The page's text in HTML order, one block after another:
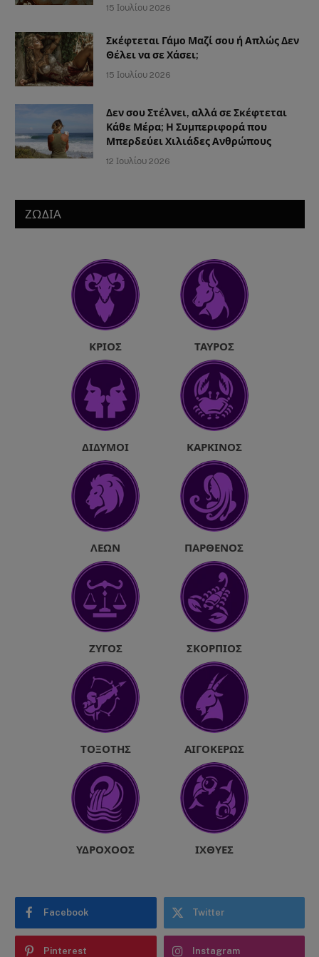
15 Ιουλίου 2026
Σκέφτεται Γάμο Μαζί σου ή Απλώς Δεν
Θέλει να σε Χάσει;
15 Ιουλίου 2026
Δεν σου Στέλνει, αλλά σε Σκέφτεται
Κάθε Μέρα; Η Συμπεριφορά που
Μπερδεύει Χιλιάδες Ανθρώπους
12 Ιουλίου 2026
ΖΩΔΙΑ
ΚΡΙΌΣ ΤΑΎΡΟΣ
ΔΊΔΥΜΟΙ ΚΑΡΚΊΝΟΣ
ΛΈΩΝ ΠΑΡΘΈΝΟΣ
ΖΥΓΌΣ ΣΚΟΡΠΙΌΣ
ΤΟΞΌΤΗΣ ΑΙΓΌΚΕΡΩΣ
ΥΔΡΟΧΌΟΣ ΙΧΘΎΕΣ
Facebook Twitter
Pinterest Instagram